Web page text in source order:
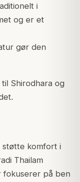
i
og er et
gør den
Shirodhara og
støtte komfort i
Thailam
fokuserer på ben